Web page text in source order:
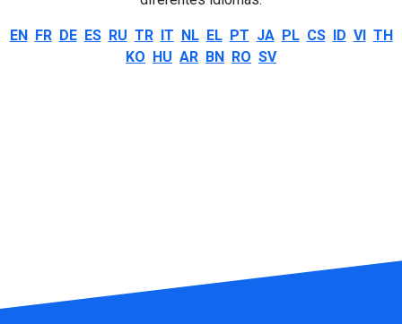
EN FR DE ES RU TR IT NL EL PT JA PL CS ID VI TH
KO HU AR BN RO SV